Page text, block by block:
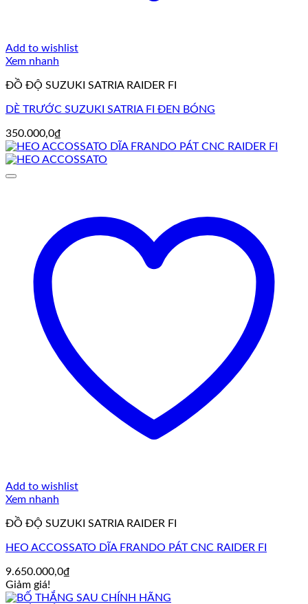
Add to wishlist
Xem nhanh
ĐỒ ĐỘ SUZUKI SATRIA RAIDER FI
DÈ TRƯỚC SUZUKI SATRIA FI ĐEN BÓNG
350.000,0₫
Add to wishlist
Xem nhanh
ĐỒ ĐỘ SUZUKI SATRIA RAIDER FI
HEO ACCOSSATO DĨA FRANDO PÁT CNC RAIDER FI
9.650.000,0₫
Giảm giá!